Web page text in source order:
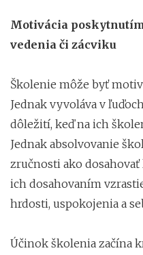
Motivácia
vedenia či zácviku
Školenie môže byť
Jednak vyvoláva v
dôležití, keď na ich
Jednak absolvovanie
zručnosti ako
ich dosahovaním
hrdosti, uspokojenia a
Účinok školenia začína